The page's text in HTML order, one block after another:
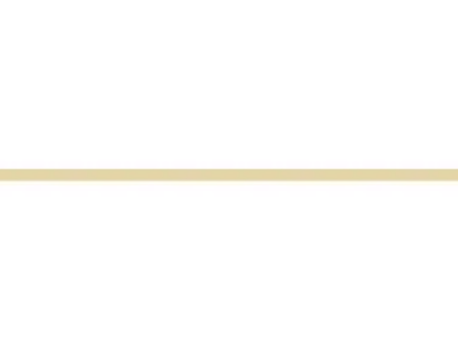
Koristiti za montažu na mehanizme sa ukrasnim okvirom